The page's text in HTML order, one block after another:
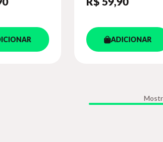
ADICIONAR